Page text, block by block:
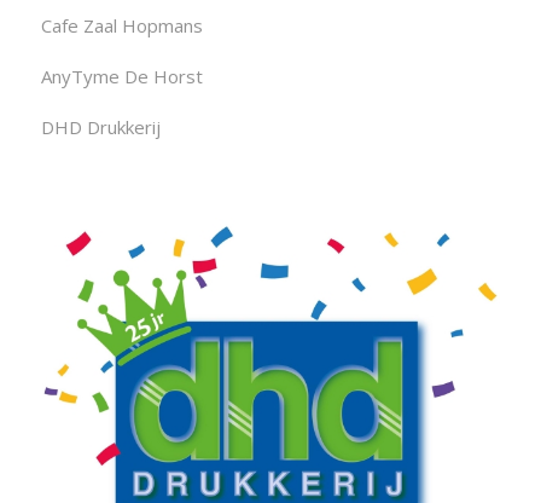
Cafe Zaal Hopmans
AnyTyme De Horst
DHD Drukkerij